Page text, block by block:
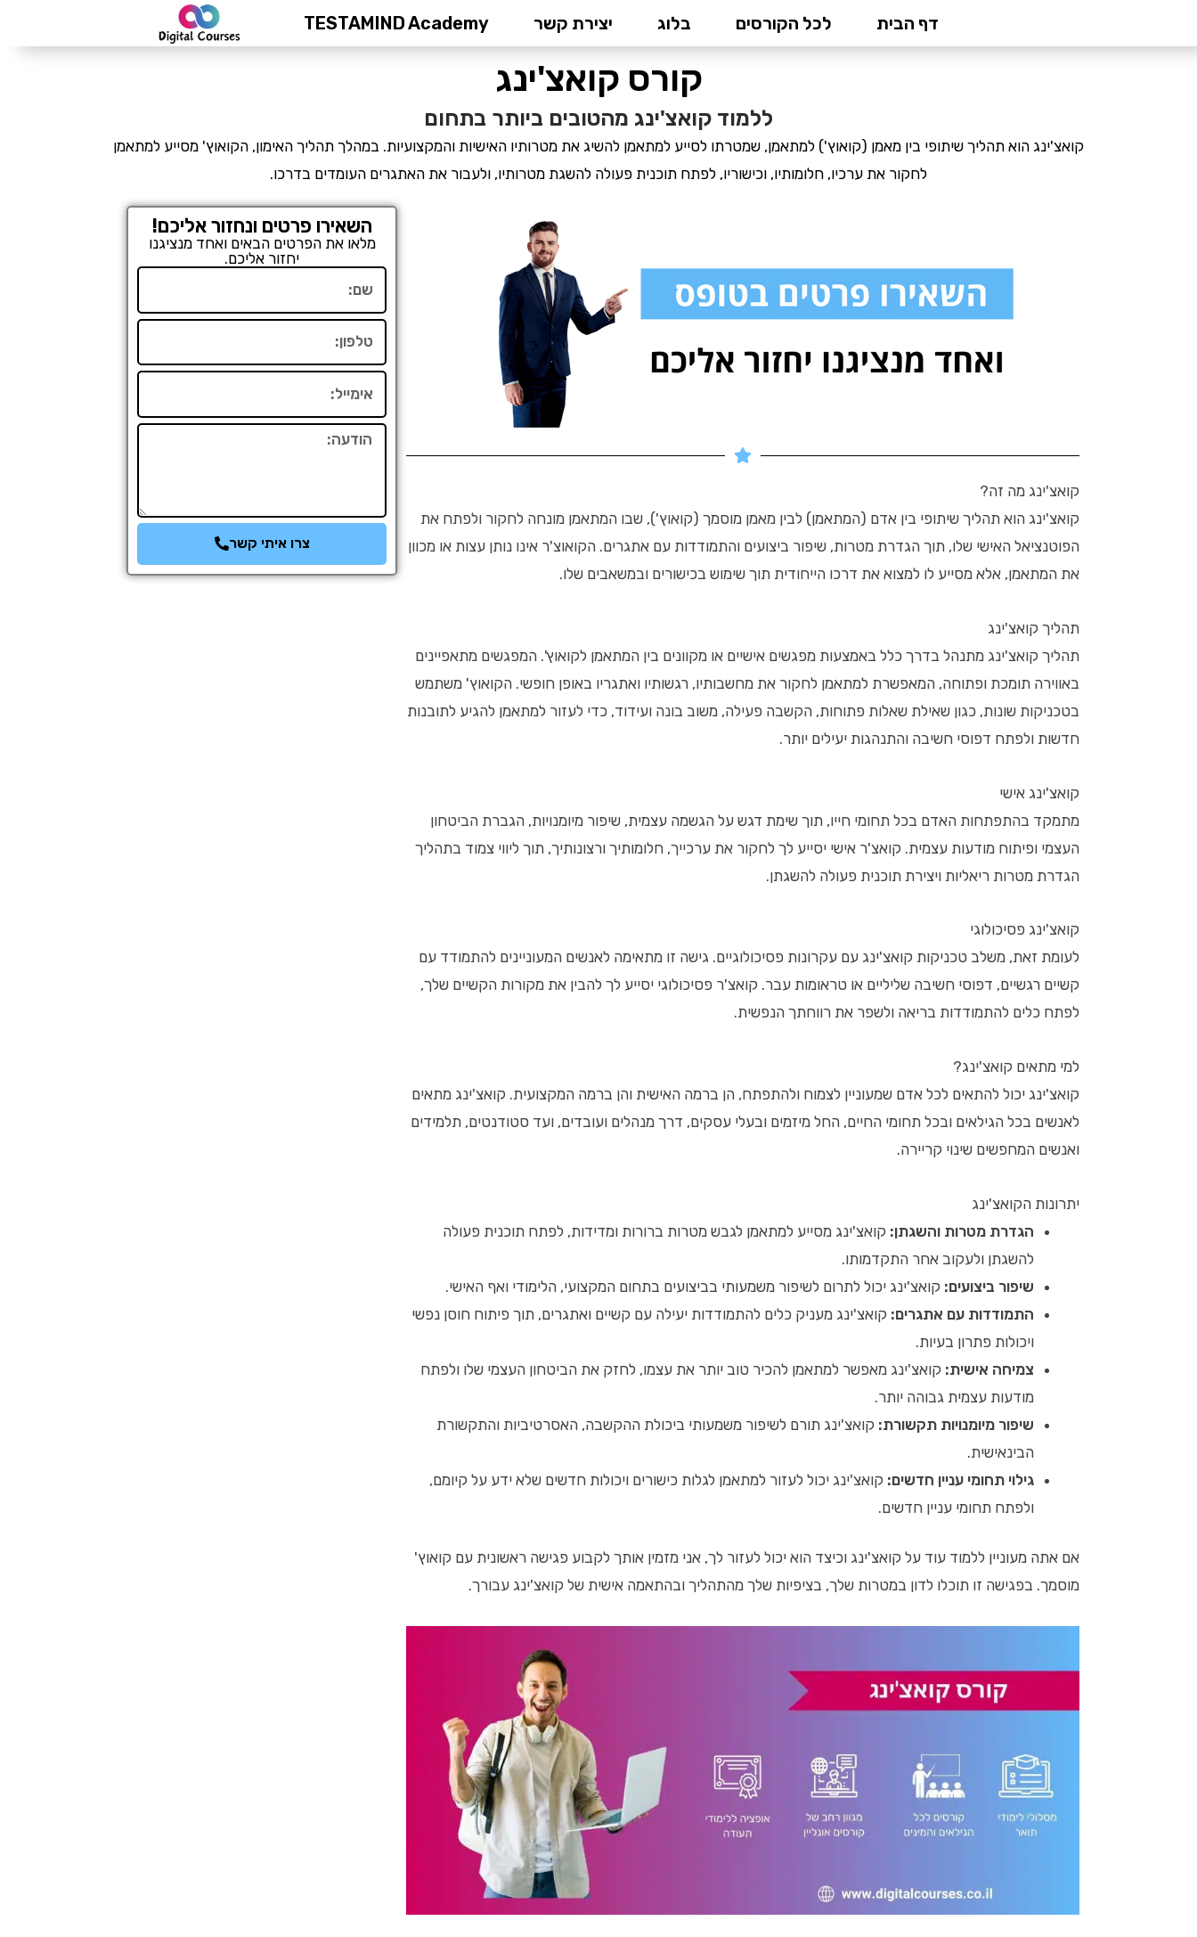
דף הבית לכל הקורסים בלוג יצירת קשר TESTAMIND Academy קורסים דיגיטליים קורס קואצ'ינג
קורס קואצ'ינג
ללמוד קואצ'ינג מהטובים ביותר בתחום
קואצ'ינג הוא תהליך שיתופי בין מאמן (קואוץ') למתאמן, שמטרתו לסייע למתאמן להשיג את מטרותיו האישיות והמקצועיות. במהלך תהליך האימון, הקואוץ' מסייע למתאמן
לחקור את ערכיו, חלומותיו, וכישוריו, לפתח תוכנית פעולה להשגת מטרותיו, ולעבור את האתגרים העומדים בדרכו.
קואצ'ינג מה זה?
קואצ'ינג הוא תהליך שיתופי בין אדם (המתאמן) לבין מאמן מוסמך (קואוץ'), שבו המתאמן מונחה לחקור ולפתח את
הפוטנציאל האישי שלו, תוך הגדרת מטרות, שיפור ביצועים והתמודדות עם אתגרים. הקואוצ'ר אינו נותן עצות או מכוון
את המתאמן, אלא מסייע לו למצוא את דרכו הייחודית תוך שימוש בכישורים ובמשאבים שלו.
תהליך קואצ'ינג
תהליך קואצ'ינג מתנהל בדרך כלל באמצעות מפגשים אישיים או מקוונים בין המתאמן לקואוץ'. המפגשים מתאפיינים
באווירה תומכת ופתוחה, המאפשרת למתאמן לחקור את מחשבותיו, רגשותיו ואתגריו באופן חופשי. הקואוץ' משתמש
בטכניקות שונות, כגון שאילת שאלות פתוחות, הקשבה פעילה, משוב בונה ועידוד, כדי לעזור למתאמן להגיע לתובנות
חדשות ולפתח דפוסי חשיבה והתנהגות יעילים יותר.
קואצ'ינג אישי
מתמקד בהתפתחות האדם בכל תחומי חייו, תוך שימת דגש על הגשמה עצמית, שיפור מיומנויות, הגברת הביטחון
העצמי ופיתוח מודעות עצמית. קואצ'ר אישי יסייע לך לחקור את ערכייך, חלומותיך ורצונותיך, תוך ליווי צמוד בתהליך
הגדרת מטרות ריאליות ויצירת תוכנית פעולה להשגתן.
קואצ'ינג פסיכולוגי
לעומת זאת, משלב טכניקות קואצ'ינג עם עקרונות פסיכולוגיים. גישה זו מתאימה לאנשים המעוניינים להתמודד עם
קשיים רגשיים, דפוסי חשיבה שליליים או טראומות עבר. קואצ'ר פסיכולוגי יסייע לך להבין את מקורות הקשיים שלך,
לפתח כלים להתמודדות בריאה ולשפר את רווחתך הנפשית.
למי מתאים קואצ'ינג?
קואצ'ינג יכול להתאים לכל אדם שמעוניין לצמוח ולהתפתח, הן ברמה האישית והן ברמה המקצועית. קואצ'ינג מתאים
לאנשים בכל הגילאים ובכל תחומי החיים, החל מיזמים ובעלי עסקים, דרך מנהלים ועובדים, ועד סטודנטים, תלמידים
ואנשים המחפשים שינוי קריירה.
יתרונות הקואצ'ינג
הגדרת מטרות והשגתן: קואצ'ינג מסייע למתאמן לגבש מטרות ברורות ומדידות, לפתח תוכנית פעולה
להשגתן ולעקוב אחר התקדמותו.
שיפור ביצועים: קואצ'ינג יכול לתרום לשיפור משמעותי בביצועים בתחום המקצועי, הלימודי ואף האישי.
התמודדות עם אתגרים: קואצ'ינג מעניק כלים להתמודדות יעילה עם קשיים ואתגרים, תוך פיתוח חוסן נפשי
ויכולות פתרון בעיות.
צמיחה אישית: קואצ'ינג מאפשר למתאמן להכיר טוב יותר את עצמו, לחזק את הביטחון העצמי שלו ולפתח
מודעות עצמית גבוהה יותר.
שיפור מיומנויות תקשורת: קואצ'ינג תורם לשיפור משמעותי ביכולת ההקשבה, האסרטיביות והתקשורת
הבינאישית.
גילוי תחומי עניין חדשים: קואצ'ינג יכול לעזור למתאמן לגלות כישורים ויכולות חדשים שלא ידע על קיומם,
ולפתח תחומי עניין חדשים.
אם אתה מעוניין ללמוד עוד על קואצ'ינג וכיצד הוא יכול לעזור לך, אני מזמין אותך לקבוע פגישה ראשונית עם קואוץ'
מוסמך. בפגישה זו תוכלו לדון במטרות שלך, בציפיות שלך מהתהליך ובהתאמה אישית של קואצ'ינג עבורך.
השאירו פרטים ונחזור אליכם!
מלאו את הפרטים הבאים ואחד מנציגנו
יחזור אליכם.
טלפון
הודעה
צרו איתי קשר